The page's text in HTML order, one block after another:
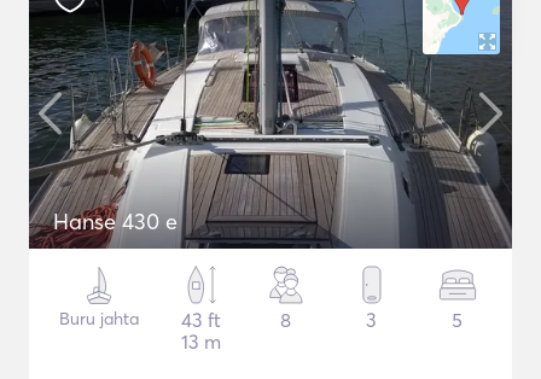
Hanse 430 e
Buru jahta
43 ft
13 m
8 3 5